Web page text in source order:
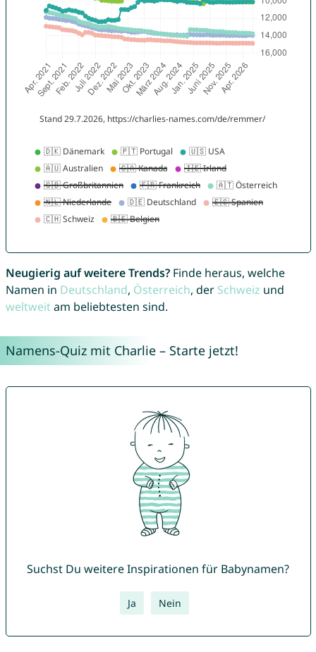
Neugierig auf weitere Trends?Finde heraus, welche
Namen in Deutschland, Österreich, der Schweiz und
weltweitam beliebtesten sind.
Namens-Quiz mit Charlie – Starte jetzt!
Suchst Du weitere Inspirationen für Babynamen?
Ja Nein